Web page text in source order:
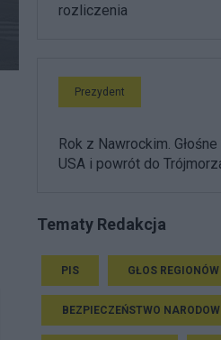
rozliczenia
Prezydent
Rok z Nawrockim.
USA i powrót do
Tematy Redakcja
PIS GŁOS REGIONÓW
BEZPIECZEŃSTWO